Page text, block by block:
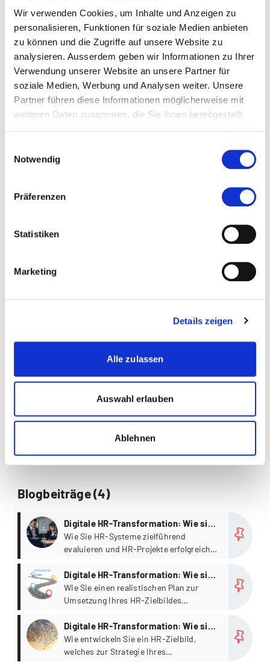
Wir verwenden Cookies, um Inhalte und Anzeigen zu
personalisieren, Funktionen für soziale Medien anbieten
zu können und die Zugriffe auf unsere Website zu
analysieren. Ausserdem geben wir Informationen zu Ihrer
Verwendung unserer Website an unsere Partner für
soziale Medien, Werbung und Analysen weiter. Unsere
Partner führen diese Informationen möglicherweise mit
weiteren Daten zusammen, die Sie ihnen bereitgestellt
Notwendig
Präferenzen
Statistiken
Marketing
Details zeigen
Alle zulassen
Auswahl erlauben
Ablehnen
Kontakt
079 411 33 55
Change Management
Digitalisierung
Blogbeiträge (4)
Digitale HR-Transformation: Wie sie
ganzheitlich gelingt (4/4)
Wie Sie HR-Systeme zielführend
evaluieren und HR-Projekte erfolgreich
Digitale HR-Transformation: Wie sie
ganzheitlich gelingt (3/4)
Wie Sie einen realistischen Plan zur
Umsetzung Ihres HR-Zielbildes
Digitale HR-Transformation: Wie sie
ganzheitlich gelingt (2/4)
Wie entwickeln Sie ein HR-Zielbild,
welches zur Strategie Ihres